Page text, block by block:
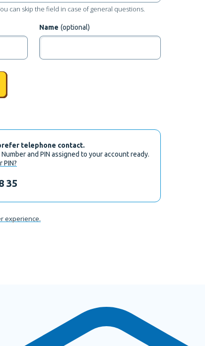
can skip the field in case of general questions.
Name (optional)
telephone contact.
and PIN assigned to your account ready.
35
experience.